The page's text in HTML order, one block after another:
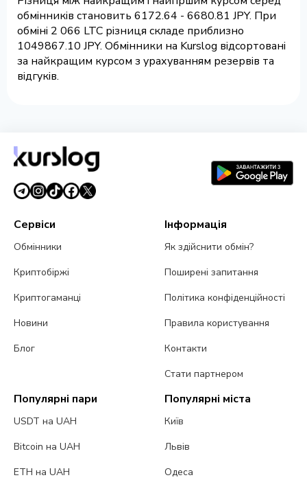
обмінників становить 6172.64 - 6680.81 JPY. При
обміні 2 066 LTC різниця складе приблизно
1049867.10 JPY. Обмінники на Kurslog відсортовані
за найкращим курсом з урахуванням резервів та
відгуків.
Сервіси
Обмінники
Криптобіржі
Криптогаманці
Новини
Блог
Інформація
Як здійснити обмін?
Поширені запитання
Політика конфіденційності
Правила користування
Контакти
Стати партнером
Популярні пари
USDT на UAH
Bitcoin на UAH
ETH на UAH
Популярні міста
Київ
Львів
Одеса